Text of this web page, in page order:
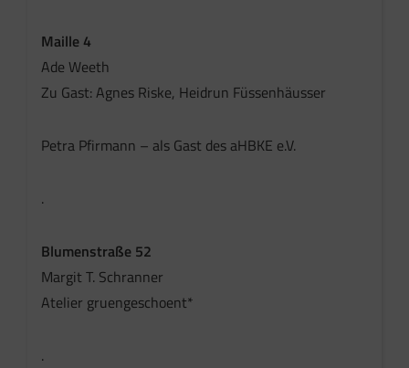
Maille 4
Ade Weeth
Zu Gast: Agnes Riske, Heidrun Füssenhäusser
Petra Pfirmann – als Gast des aHBKE e.V.
.
Blumenstraße 52
Margit T. Schranner
Atelier gruengeschoent*
.